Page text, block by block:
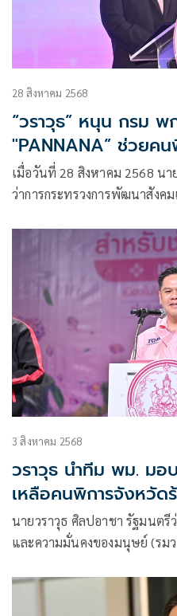
28 สิงหาคม 2568
“วราวุธ” หนุน กรม พ
"PANNANA” ช่วยคน
โรงหนัง ดูได้แบบไร้อุ
เมื่อวันที่ 28 สิงหาคม 2568 น
ว่าการกระทรวงการพัฒนาสัง
พิการทางการเห็นชมภาพยน
(PANNANA)” โดยมี นายธเ
ประจำกระทรวงการพัฒนาสัง
โชคชัย
3 สิงหาคม 2568
วราวุธ นำทีม พม. ม
เหลือคนพิการจังหวัด
เฉลิมพระเกียรติพระบ
นายวราวุธ ศิลปอาชา รัฐมนตรี
และความมั่นคงของมนุษย์ (ร
เฉลิมพระเกียรติพระบาทสมเด็จ
พระราชพิธีมหามงคลเฉลิมพร